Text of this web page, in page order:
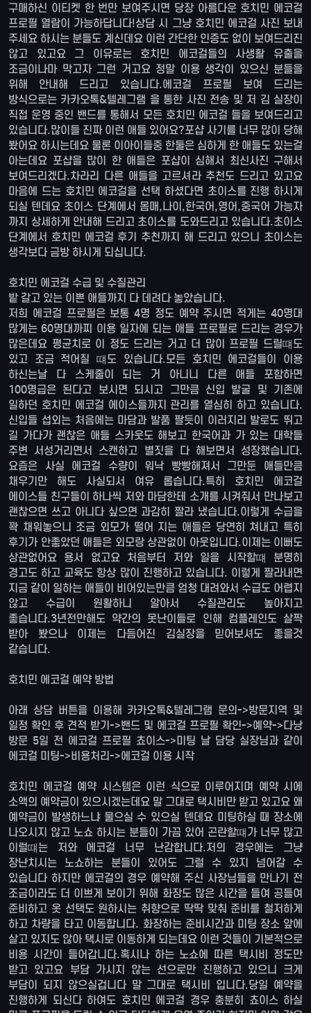
구매하신 이티켓 한 번만 보여주시면 당장 아름다운 호치민 에코걸
프로필 열람이 가능하답니다!상담 시 그냥 호치민 에코걸 사진 보내
주세요 하시는 분들도 계신데요 이런 간단한 인증도 없이 보여드리진
않고 있고요 그 이유로는 호치민 에코걸들의 사생활 유출을
조금이나마 막고자 그런 거고요 정말 이용 생각이 있으신 분들을
위해 안내해 드리고 있습니다.에코걸 프로필 보여 드리는
방식으로는 카카오톡&텔레그램 을 통한 사진 전송 및 저 김 실장이
직접 운영 중인 밴드를 통해서 모든 호치민 에코걸 들을 보여드리고
있습니다.많이들 진짜 이런 애들 있어요?포샵 사기를 너무 많이 당해
봤어요 하시는데요 물론 이아이들중 한둘은 심하게 한 애들도 있는걸
아는데요 포샵을 많이 한 애들은 포샵이 심해서 최신사진 구해서
보여드리겠다.차라리 다른 애들을 고르셔라 추천도 드리고 있고요
마음에 드는 호치민 에코걸을 선택 하셨다면 초이스를 진행 하시게
되실 텐데요 초이스 단계에서 몸매,나이,한국어,영어,중국어 가능자
까지 상세하게 안내해 드리고 초이스를 도와드리고 있습니다.초이스
단계에서 호치민 에코걸 후기 추천까지 해 드리고 있으니 초이스는
생각보다 금방 하시게 되십니다.
호치민 에코걸 수급 및 수질관리
밭 갈고 있는 이쁜 애들까지 다 데려다 놓았습니다.
저희 에코걸 프로필은 보통 4명 정도 예약 주시면 적게는 40명대
많게는 60명대까찌 이용 일자에 되는 애들 프로필로 드리는 경우가
많은데요 평균치로 이 정도 드리는 거고 더 많이 프로필 드릴떄도
있고 조금 적어질 떄도 있습니다.모든 호치민 에코걸들이 이용
하신는날 다 스케줄이 되는 거 아니니 다른 애들 포함하면
100명급은 된다고 보시면 되시고 그만큼 신입 발굴 및 기존에
일하던 호치민 에코걸 에이스들까지 관리를 열심히 하고 있습니다.
신입들 섭외는 처음에는 마담과 발품 팔듯이 이러지리 발로도 뛰고
길 가다가 괜찮은 애들 스카웃도 해보고 한국어과 가 있는 대학들
주변 서성거리면서 스캔하고 별짓을 다 해보면서 성장했습니다.
요즘은 사실 에코걸 수량이 워낙 빵빵해져서 그만둔 애들만큼
채우기만 해도 사실되서 여유 롭습니다.특히 호치민 에코걸
에이스들 친구들이 하나씩 저와 마담한테 소개를 시켜줘서 만나보고
괜찮으면 쓰고 아니다 싶으면 과감히 짤라 냈습니다.이렇게 수급을
꽉 채워놓으니 조금 외모가 떨어 지는 애들은 당연히 쳐내고 특히
후기가 안좋았던 애들은 외모랑 상관없이 아웃입니다.이제는 이뻐도
상관없어요 용서 없고요 처음부터 저와 일을 시작할떄 분명히
경고도 하고 교육도 항상 많이 진행하고 있습니다. 이렇게 짤라내면
지금 같이 일하는 애들이 비어있는만큼 엄청 대려와서 수급도 어렵지
않고 수급이 원활하니 알아서 수질관리도 높아지고
좋습니다.3년전만해도 약간의 못난이들로 인해 컴플레인도 살짝
받아 봤으나 이제는 다듬어진 김실장을 믿어보셔도 좋을것
같습니다.
호치민 에코걸 예약 방법
아래 상담 버튼을 이용해 카카오톡&텔레그램 문의->방문지역 및
일정 확인 후 견적 받기->밴드 및 에코걸 프로필 확인->예약->다낭
방문 5일 전 에코걸 프로필 쵸이스->미팅 날 담당 실장님과 같이
에코걸 미팅->비용처리->에코걸 이용 시작
호치민 에코걸 예약 시스템은 이런 식으로 이루어지며 예약 시에
소액의 예약금이 있으시겠는데요 말 그대로 택시비만 받고 있고요 왜
예약금이 발생하느냐 물으실 수 있으실 텐데요 미팅하실 때 장소에
나오시지 않고 노쇼 하시는 분들이 가끔 있어 곤란할떄가 너무 많고
이럴떄는 저와 에코걸 너무 난감합니다.저의 경우에는 그냥
장난치시는 노쇼하는 분들이 있어도 그럴 수 있지 넘어갈 수
있습니다 하지만 에코걸의 경우 예약해 주신 사장님들을 만나기 전
조금이라도 더 이쁘게 보이기 위해 화장도 많은 시간을 들여 공들여
준비하고 옷 선택도 원하시는 취향으로 딱딱 맞춰 준비를 철저하게
하고 차량을 타고 이동합니다. 화장하는 준비시간과 미팅 장소 앞에
살고 있지도 않아 택시로 이동하게 되는데요 이런 것들이 기본적으로
비용 시간이 들어갑니다.혹시나 하는 노쇼에 따른 택시비 정도만
받고 있고요 부담 가시지 않는 선으로만 진행하고 있으니 크게
부담이 되지 않으실겁니다 말 그대로 택시비 입니다.당일 예약을
진행하게 되신다 하여도 호치민 에코걸 경우 충분히 쵸이스 하실